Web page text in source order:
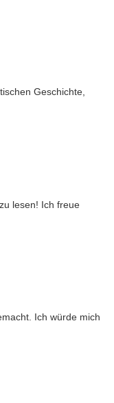
Geschichte,
lesen! Ich freue
Ich würde mich